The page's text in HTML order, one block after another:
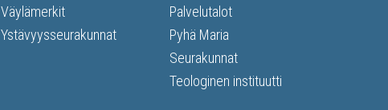
Väylämerkit
Ystävyysseurakunnat
Palvelutalot
Pyhä Maria
Seurakunnat
Teologinen instituutti